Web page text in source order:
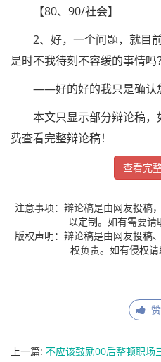
【80、90/社会】
2、好，一个问题，就目
是时不我待刻不容缓的事情吗
——好的好的我只是确认
本文只显示部分辩论稿，
费查看完整辩论稿！
查看完
注意事项：辩论稿是由网友投稿
以定制。如有需要请
版权声明：辩论稿是由网友投稿
权负责。如有侵权
上一篇: 不应该鼓励00后整顿职场